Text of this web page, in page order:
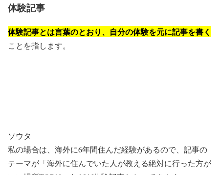
体験記事
体験記事とは言葉のとおり、自分の体験を元に記事を書く
ことを指します。
ソウタ
私の場合は、海外に6年間住んだ経験があるので、記事の
テーマが「海外に住んでいた人が教える絶対に行った方が